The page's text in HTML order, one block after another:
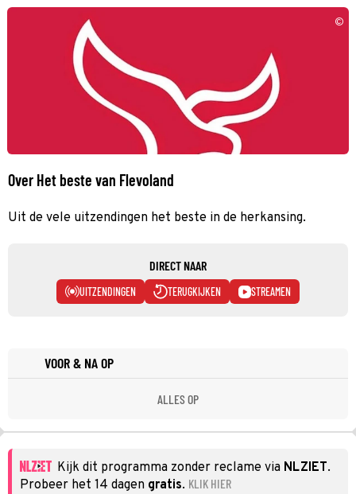
©
Over Het beste van Flevoland
Uit de vele uitzendingen het beste in de herkansing.
DIRECT NAAR
UITZENDINGEN TERUGKIJKEN STREAMEN
VOOR & NA OP
ALLES OP
Kijk dit programma zonder reclame via NLZIET.
Probeer het 14 dagen gratis. KLIK HIER